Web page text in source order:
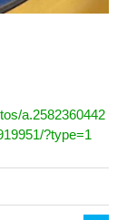
a.2582360442
?type=1